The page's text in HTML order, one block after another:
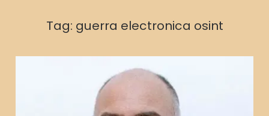
Tag: guerra electronica osint